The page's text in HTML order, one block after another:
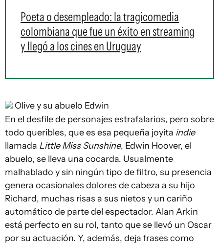
Poeta o desempleado: la tragicomedia
colombiana que fue un éxito en streaming
y llegó a los cines en Uruguay
Olive y su abuelo Edwin
En el desfile de personajes estrafalarios, pero sobre
todo queribles, que es esa pequeña joyita indie
llamada Little Miss Sunshine, Edwin Hoover, el
abuelo, se lleva una cocarda. Usualmente
malhablado y sin ningún tipo de filtro, su presencia
genera ocasionales dolores de cabeza a su hijo
Richard, muchas risas a sus nietos y un cariño
automático de parte del espectador. Alan Arkin
está perfecto en su rol, tanto que se llevó un Oscar
por su actuación. Y, además, deja frases como